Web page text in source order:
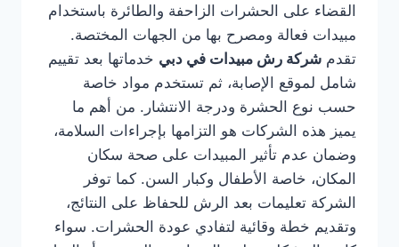
القضاء على الحشرات الزاحفة والطائرة باستخدام
مبيدات فعالة ومصرح بها من الجهات المختصة.
تقدم شركة رش مبيدات في دبي خدماتها بعد تقييم
شامل لموقع الإصابة، ثم تستخدم مواد خاصة
حسب نوع الحشرة ودرجة الانتشار. من أهم ما
يميز هذه الشركات هو التزامها بإجراءات السلامة،
وضمان عدم تأثير المبيدات على صحة سكان
المكان، خاصة الأطفال وكبار السن. كما توفر
الشركة تعليمات بعد الرش للحفاظ على النتائج،
وتقديم خطة وقائية لتفادي عودة الحشرات. سواء